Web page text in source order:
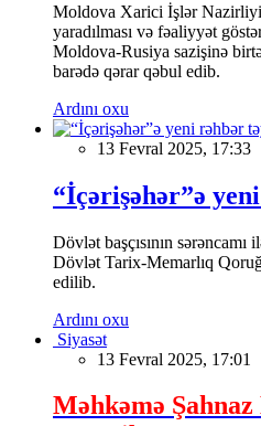
Moldova Xarici İşlər
yaradılması və fəaliyyət
Moldova-Rusiya sazişinə
barədə qərar qəbul edib.
Ardını oxu
13 Fevral 2025, 17:33
“İçərişəhər”ə
Dövlət başçısının
Dövlət Tarix-Memarlıq
edilib.
Ardını oxu
Siyasət
13 Fevral 2025, 17:01
Məhkəmə Şahnaz